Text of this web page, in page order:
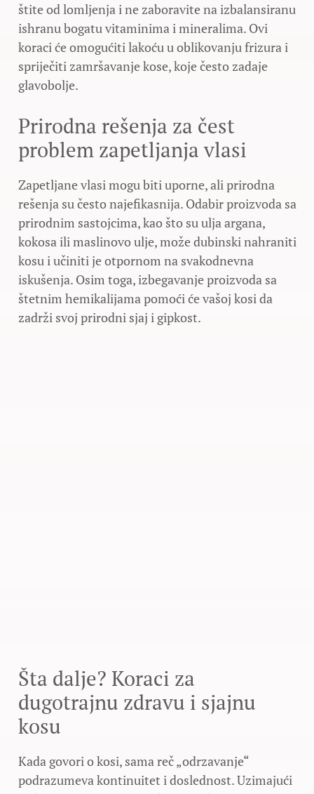
štite od lomljenja i ne zaboravite na izbalansiranu
ishranu bogatu vitaminima i mineralima. Ovi
koraci će omogućiti lakoću u oblikovanju frizura i
spriječiti zamršavanje kose, koje često zadaje
glavobolje.
Prirodna rešenja za čest
problem zapetljanja vlasi
Zapetljane vlasi mogu biti uporne, ali prirodna
rešenja su često najefikasnija. Odabir proizvoda sa
prirodnim sastojcima, kao što su ulja argana,
kokosa ili maslinovo ulje, može dubinski nahraniti
kosu i učiniti je otpornom na svakodnevna
iskušenja. Osim toga, izbegavanje proizvoda sa
štetnim hemikalijama pomoći će vašoj kosi da
zadrži svoj prirodni sjaj i gipkost.
Šta dalje? Koraci za
dugotrajnu zdravu i sjajnu
kosu
Kada govori o kosi, sama reč „odrzavanje“
podrazumeva kontinuitet i doslednost. Uzimajući